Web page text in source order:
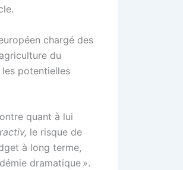
chargé des
du
potentielles
quant à lui
le risque de
à long terme,
dramatique ».